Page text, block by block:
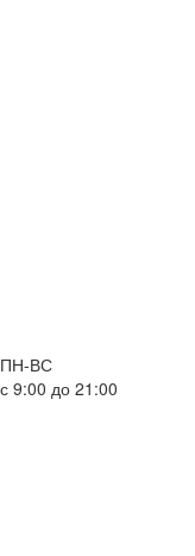
ПН-ВС
с 9:00 до 21:00